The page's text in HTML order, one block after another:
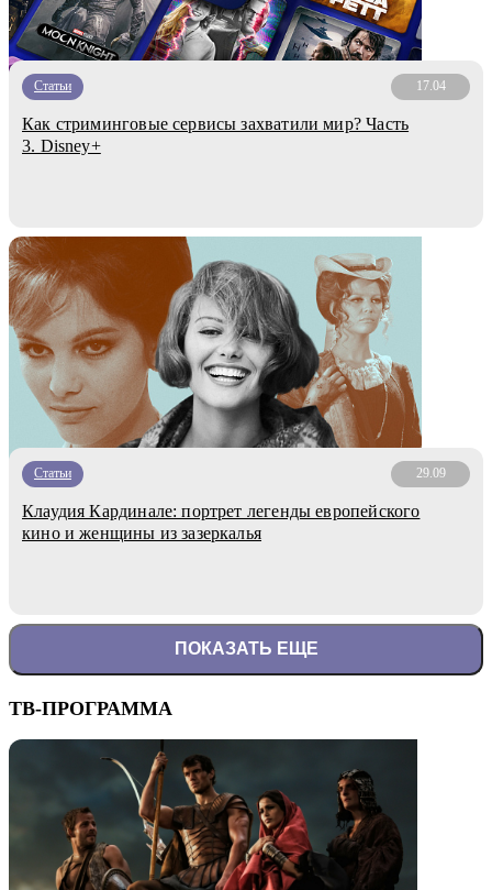
Статьи 17.04
Как стриминговые сервисы захватили мир? Часть
3. Disney+
Статьи 29.09
Клаудия Кардинале: портрет легенды европейского
кино и женщины из зазеркалья
ПОКАЗАТЬ ЕЩЕ
ТВ-ПРОГРАММА